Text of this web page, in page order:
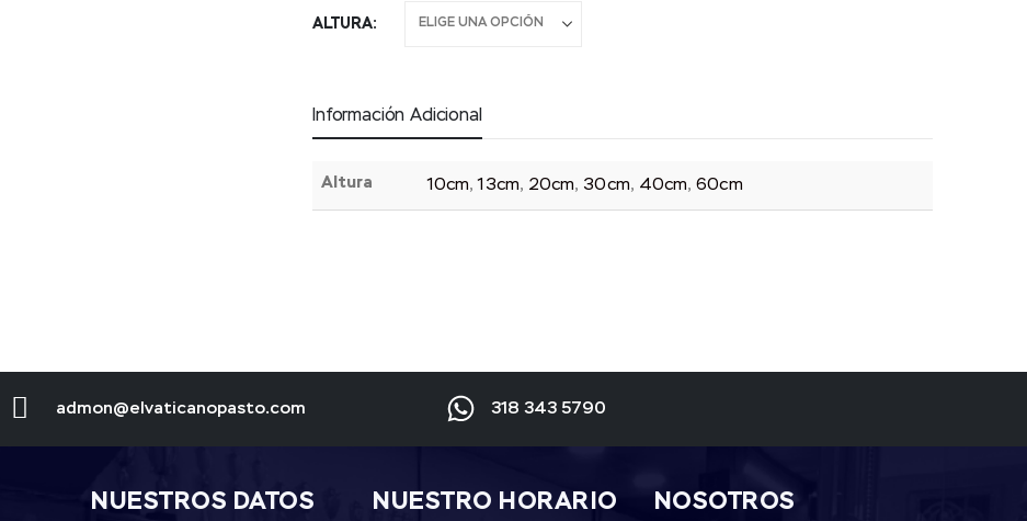
ALTURA
Información Adicional
Altura 10cm,13cm, 20cm, 30cm, 40cm,60cm
admon@elvaticanopasto.com 318 343 5790
NUESTROS DATOS NOSOTROS
NUESTRO HORARIO